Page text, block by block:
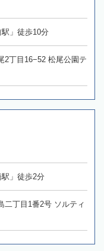
」徒歩10分
2丁目16−52 松尾公園テ
」徒歩2分
二丁目1番2号 ソルティ